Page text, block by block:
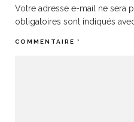
Votre adresse e-mail ne sera
obligatoires sont indiqués
COMMENTAIRE *